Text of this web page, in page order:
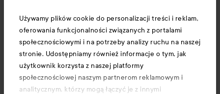
Używamy plików cookie do personalizacji treści i reklam,
oferowania funkcjonalności związanych z portalami
społecznościowymi i na potrzeby analizy ruchu na naszej
stronie. Udostępniamy również informacje o tym, jak
użytkownik korzysta z naszej platformy
społecznościowej naszym partnerom reklamowym i
analitycznym, którzy mogą łączyć je z innymi
Download our app here